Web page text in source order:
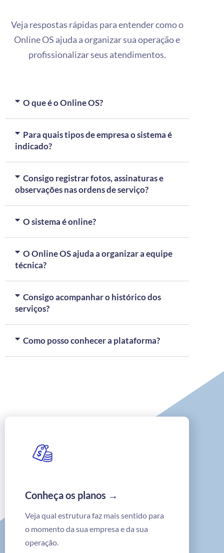
Veja respostas rápidas para entender como o
Online OS ajuda a organizar sua operação e
profissionalizar seus atendimentos.
O que é o Online OS?
Para quais tipos de empresa o sistema é
indicado?
Consigo registrar fotos, assinaturas e
observações nas ordens de serviço?
O sistema é online?
O Online OS ajuda a organizar a equipe
técnica?
Consigo acompanhar o histórico dos
serviços?
Como posso conhecer a plataforma?
Conheça os planos →
Veja qual estrutura faz mais sentido para
o momento da sua empresa e da sua
operação.